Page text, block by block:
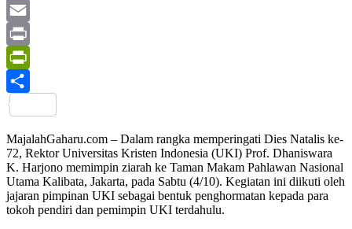
Yahoo
Mail
Email
Print
PrintFriendly
MajalahGaharu.com – Dalam rangka memperingati Dies Natalis ke-
72, Rektor Universitas Kristen Indonesia (UKI) Prof. Dhaniswara
K. Harjono memimpin ziarah ke Taman Makam Pahlawan Nasional
Utama Kalibata, Jakarta, pada Sabtu (4/10). Kegiatan ini diikuti oleh
jajaran pimpinan UKI sebagai bentuk penghormatan kepada para
tokoh pendiri dan pemimpin UKI terdahulu.